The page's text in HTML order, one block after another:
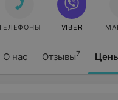
О нас Отзывы7
VIBER